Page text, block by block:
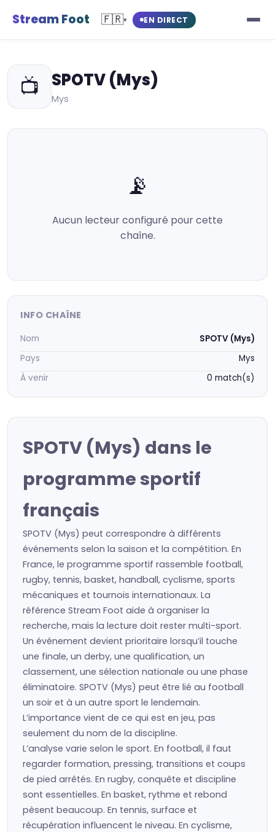
Stream Foot 🇫🇷▾ EN DIRECT
📺 SPOTV (Mys)
Mys
📡
Aucun lecteur configuré pour cette
chaîne.
INFO CHAÎNE
Nom
SPOTV (Mys)
Pays
Mys
À venir
0 match(s)
SPOTV (Mys) dans le
programme sportif
français
SPOTV (Mys) peut correspondre à différents
événements selon la saison et la compétition. En
France, le programme sportif rassemble football,
rugby, tennis, basket, handball, cyclisme, sports
mécaniques et tournois internationaux. La
référence Stream Foot aide à organiser la
recherche, mais la lecture doit rester multi-sport.
Un événement devient prioritaire lorsqu’il touche
une finale, un derby, une qualification, un
classement, une sélection nationale ou une phase
éliminatoire. SPOTV (Mys) peut être lié au football
un soir et à un autre sport le lendemain.
L’importance vient de ce qui est en jeu, pas
seulement du nom de la discipline.
L’analyse varie selon le sport. En football, il faut
regarder formation, pressing, transitions et coups
de pied arrêtés. En rugby, conquête et discipline
sont essentielles. En basket, rythme et rebond
pèsent beaucoup. En tennis, surface et
récupération influencent le niveau. En cyclisme,